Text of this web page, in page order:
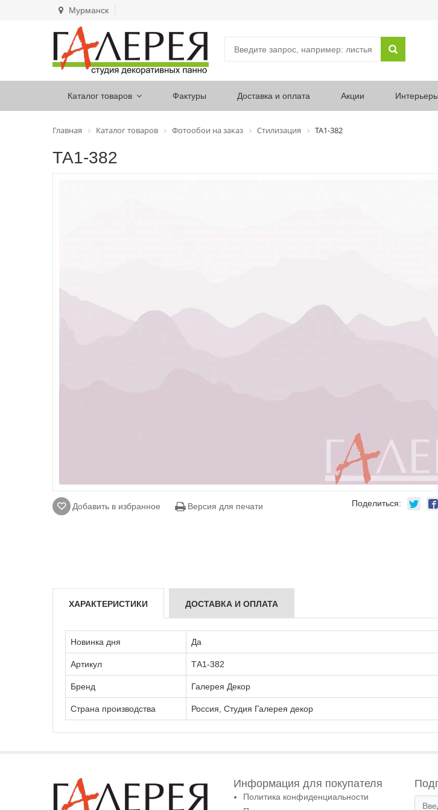
Мурманск
Каталог товаров Фактуры Доставка и оплата Акции Интерьеры
Главная Каталог товаров Фотообои на заказ Стилизация ТА1-382
ТА1-382
Добавить в избранное Версия для печати Поделиться:
ХАРАКТЕРИСТИКИ ДОСТАВКА И ОПЛАТА
Новинка дня Да
Артикул ТА1-382
Бренд Галерея Декор
Страна производства Россия, Студия Галерея декор
Информация для покупателя
Политика конфиденциальности